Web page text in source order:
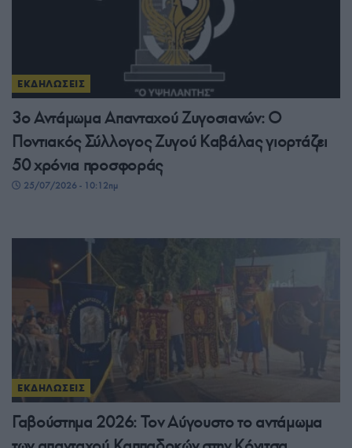
ΕΚΔΗΛΩΣΕΙΣ
3ο Αντάμωμα Απανταχού Ζυγοσιανών: Ο
Ποντιακός Σύλλογος Ζυγού Καβάλας γιορτάζει
50 χρόνια προσφοράς
25/07/2026 - 10:12πμ
ΕΚΔΗΛΩΣΕΙΣ
Γαβούστημα 2026: Τον Αύγουστο το αντάμωμα